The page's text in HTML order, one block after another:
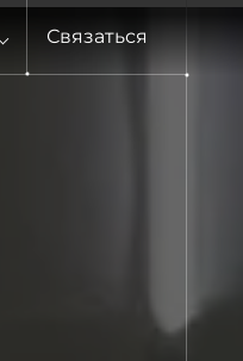
Связаться